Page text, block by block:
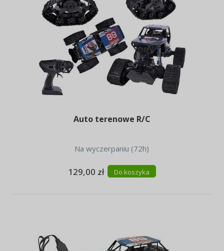
Auto terenowe R/C
Na wyczerpaniu (72h)
129,00 zł Do koszyka